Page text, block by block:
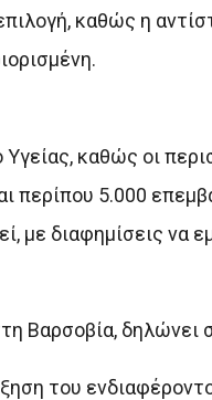
καθώς η
καθώς οι
περίπου 5.000
με διαφημίσεις να
Βαρσοβία,
του